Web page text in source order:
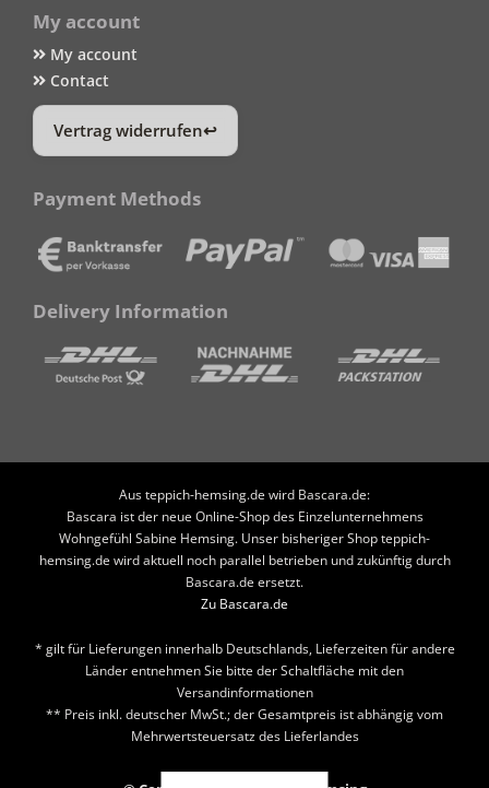
My account
My account
Contact
Vertrag widerrufen
Payment Methods
Delivery Information
Aus teppich-hemsing.de wird Bascara.de:
Bascara ist der neue Online-Shop des Einzelunternehmens
Wohngefühl Sabine Hemsing. Unser bisheriger Shop teppich-
hemsing.de wird aktuell noch parallel betrieben und zukünftig durch
Bascara.de ersetzt.
Zu Bascara.de
* gilt für Lieferungen innerhalb Deutschlands, Lieferzeiten für andere
Länder entnehmen Sie bitte der Schaltfläche mit den
Versandinformationen
** Preis inkl. deutscher MwSt.; der Gesamtpreis ist abhängig vom
Mehrwertsteuersatz des Lieferlandes